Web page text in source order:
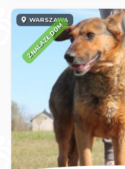
WARSZAWA
ZNALAZŁ DOM